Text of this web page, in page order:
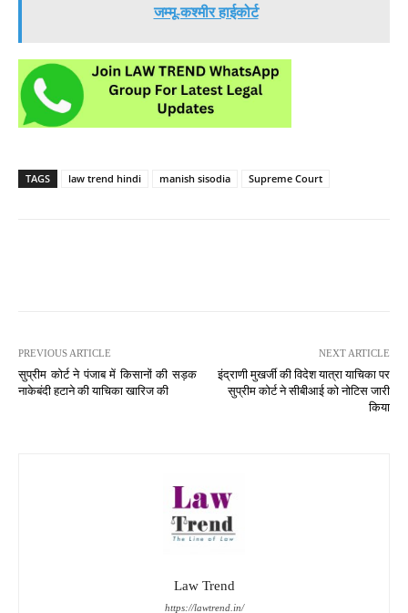
जम्मू-कश्मीर हाईकोर्ट
TAGS law trend hindi manish sisodia Supreme Court
PREVIOUS ARTICLE
सुप्रीम कोर्ट ने पंजाब में किसानों की सड़क
नाकेबंदी हटाने की याचिका खारिज की
NEXT ARTICLE
इंद्राणी मुखर्जी की विदेश यात्रा याचिका पर
सुप्रीम कोर्ट ने सीबीआई को नोटिस जारी
किया
Law Trend
https://lawtrend.in/